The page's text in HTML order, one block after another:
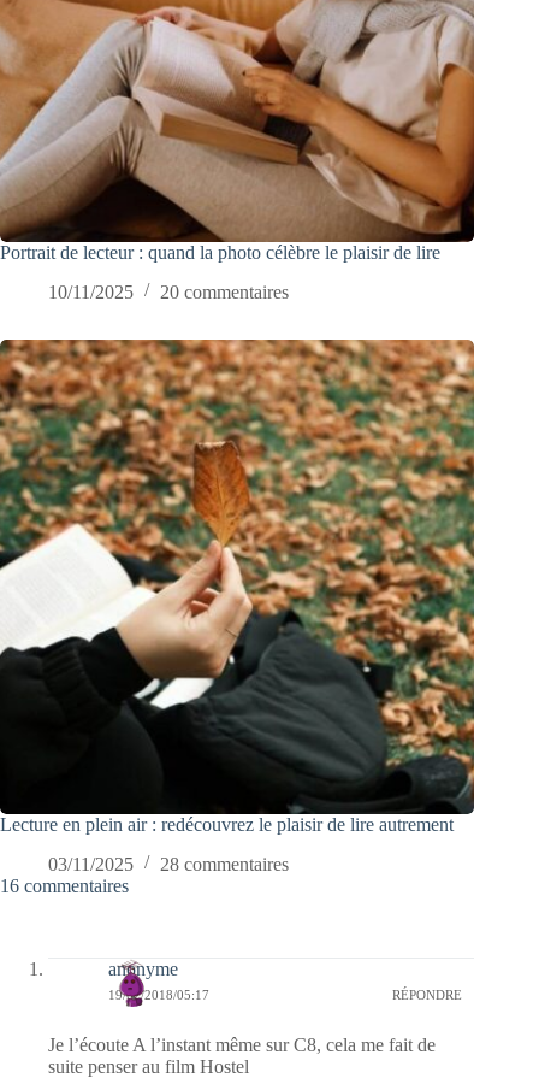
Portrait de lecteur : quand la photo célèbre le plaisir de lire
10/11/2025
20 commentaires
Lecture en plein air : redécouvrez le plaisir de lire autrement
03/11/2025
28 commentaires
16 commentaires
anonyme
19/02/2018/05:17 RÉPONDRE
Je l’écoute A l’instant même sur C8, cela me fait de
suite penser au film Hostel